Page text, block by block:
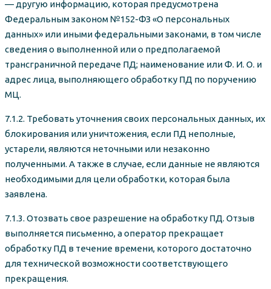
— другую информацию, которая предусмотрена
Федеральным законом №152-ФЗ «О персональных
данных» или иными федеральными законами, в том числе
сведения о выполненной или о предполагаемой
трансграничной передаче ПД; наименование или Ф. И. О. и
адрес лица, выполняющего обработку ПД по поручению
МЦ.
7.1.2. Требовать уточнения своих персональных данных, их
блокирования или уничтожения, если ПД неполные,
устарели, являются неточными или незаконно
полученными. А также в случае, если данные не являются
необходимыми для цели обработки, которая была
заявлена.
7.1.3. Отозвать свое разрешение на обработку ПД. Отзыв
выполняется письменно, а оператор прекращает
обработку ПД в течение времени, которого достаточно
для технической возможности соответствующего
прекращения.